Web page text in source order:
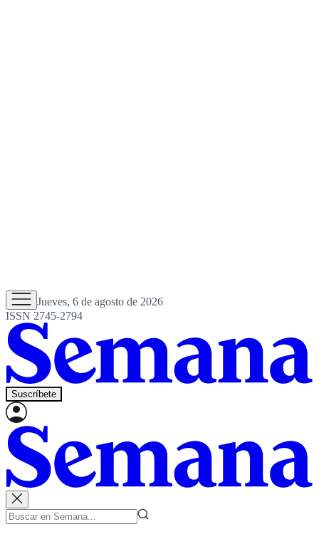
Jueves, 6 de agosto de 2026
ISSN 2745-2794
Suscríbete